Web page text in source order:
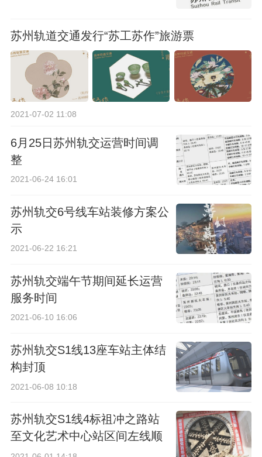
苏州轨道交通发行“苏工苏作”旅游票
2021-07-02 11:08
6月25日苏州轨交运营时间调
整
2021-06-24 16:01
苏州轨交6号线车站装修方案公
示
2021-06-22 16:21
苏州轨交端午节期间延长运营
服务时间
2021-06-10 16:06
苏州轨交S1线13座车站主体结
构封顶
2021-06-08 10:18
苏州轨交S1线4标祖冲之路站
至文化艺术中心站区间左线顺
利贯通